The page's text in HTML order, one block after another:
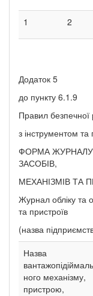
1 2
Додаток 5
до пункту 6.1.9
Правил безпечної
з інструментом
ФОРМА ЖУРНАЛУ
ЗАСОБІВ,
МЕХАНІЗМІВ ТА
Журнал обліку та
та пристроїв
(назва
Назва
ного механізму,
пристрою,